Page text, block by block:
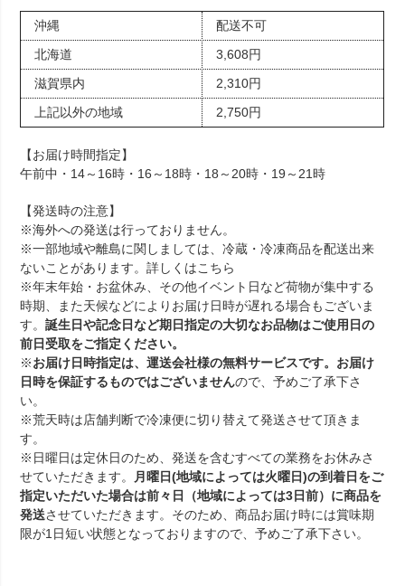
沖縄
配送不可
北海道
3,608円
滋賀県内
2,310円
上記以外の地域
2,750円
【お届け時間指定】
午前中・14～16時・16～18時・18～20時・19～21時
【発送時の注意】
※海外への発送は行っておりません。
※一部地域や離島に関しましては、冷蔵・冷凍商品を配送出来
ないことがあります。詳しくはこちら
※年末年始・お盆休み、その他イベント日など荷物が集中する
時期、また天候などによりお届け日時が遅れる場合もございま
す。誕生日や記念日など期日指定の大切なお品物はご使用日の
前日受取をご指定ください。
※お届け日時指定は、運送会社様の無料サービスです。お届け
日時を保証するものではございませんので、予めご了承下さ
い。
※荒天時は店舗判断で冷凍便に切り替えて発送させて頂きま
す。
※日曜日は定休日のため、発送を含むすべての業務をお休みさ
せていただきます。
月曜日(地域によっては火曜日)の到着日をご
指定いただいた場合は前々日（地域によっては3日前）に商品を
発送させていただきます。そのため、商品お届け時には賞味期
限が1日短い状態となっておりますので、予めご了承下さい。